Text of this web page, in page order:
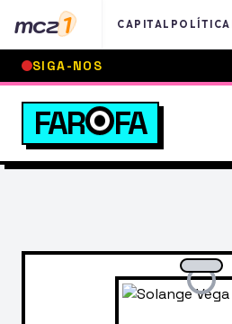
mcz1 CAPITAL POLÍTICA
SIGA-NOS
FAR FA